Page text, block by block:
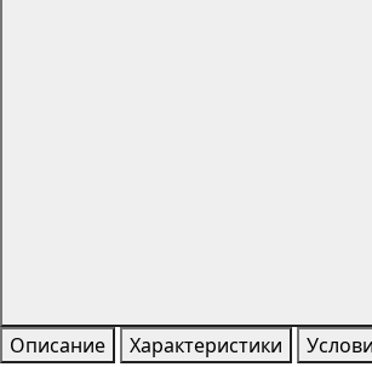
Описание Характеристики